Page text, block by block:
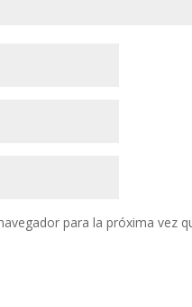
para la próxima vez